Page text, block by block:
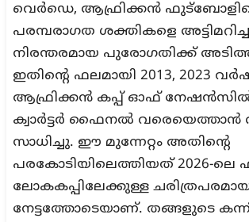
വെർഡെ, ആഫ്രിക്കൻ
പരമ്പരാഗത ശക്തികളെ
നിരന്തരമായ പുരോഗതിക്ക്
ഇതിന്റെ ഫലമായി 2013, 2023
ആഫ്രിക്കൻ കപ്പ് ഓഫ് നേഷൻസിൽ
ക്വാർട്ടർ ഫൈനൽ
സാധിച്ചു. ഈ മുന്നേറ്റം അതിന്റെ
പരകോടിയിലെത്തിയത് 2026-ലെ
ലോകകപ്പിലേക്കുള്ള
നേട്ടത്തോടെയാണ്. തങ്ങളുടെ